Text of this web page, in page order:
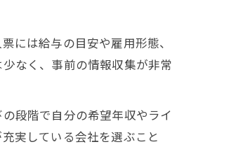
には給与の目安や雇用形態、
なく、事前の情報収集が非常
段階で自分の希望年収やライ
実している会社を選ぶこと